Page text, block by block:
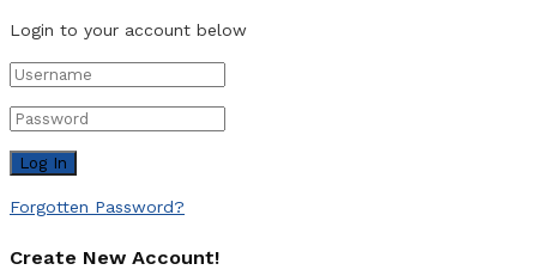
Login to your account below
Forgotten Password?
Create New Account!